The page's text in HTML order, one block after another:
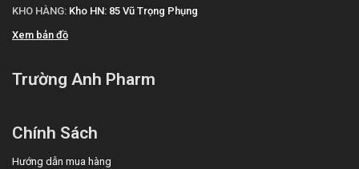
KHO HÀNG: Kho HN: 85 Vũ Trọng Phụng
Xem bản đồ
Trường Anh Pharm
Chính Sách
Hướng dẫn mua hàng